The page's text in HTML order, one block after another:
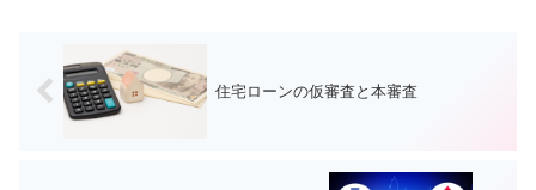
住宅ローンの仮審査と本審査